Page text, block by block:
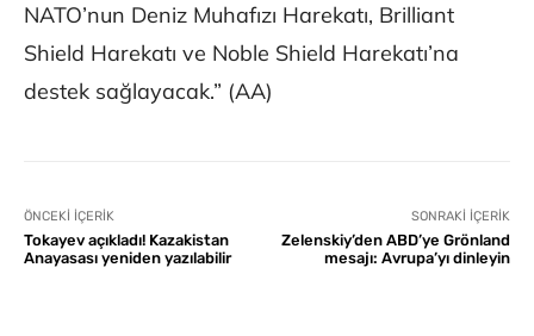
NATO’nun Deniz Muhafızı Harekatı, Brilliant
Shield Harekatı ve Noble Shield Harekatı’na
destek sağlayacak.” (AA)
ÖNCEKI İÇERIK
Tokayev açıkladı! Kazakistan
Anayasası yeniden yazılabilir
SONRAKI İÇERIK
Zelenskiy’den ABD’ye Grönland
mesajı: Avrupa’yı dinleyin